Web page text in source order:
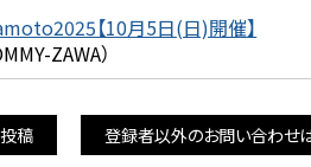
【10月5日(日)開催】
ZAWA）
稿 登録者以外のお問い合わせ